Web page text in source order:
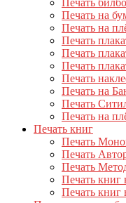
Печать на
Печать на
Печать
Печать
Печать
Печать
Печать на
Печать
Печать на
Печать книг
Печать
Печать
Печать
Печать книг
Печать книг